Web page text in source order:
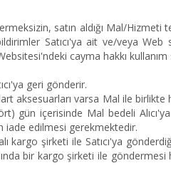
satın aldığı Mal/
Satıcı'ya ait ve/veya
cayma hakkı
geri gönderir.
aksesuarları varsa Mal ile
gün içerisinde Mal bedeli
iade edilmesi gerekmektedir.
kargo şirketi ile Satıcı'ya
bir kargo şirketi ile